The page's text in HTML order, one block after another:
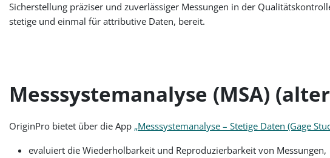
Sicherstellung präziser und zuverlässiger Messungen in der
stetige und einmal für attributive Daten, bereit.
Messsystemanalyse (MSA)
OriginPro bietet über die App „Messsystemanalyse – Stetige Daten (Gage
evaluiert die Wiederholbarkeit und Reproduzierbarkeit von Messungen,